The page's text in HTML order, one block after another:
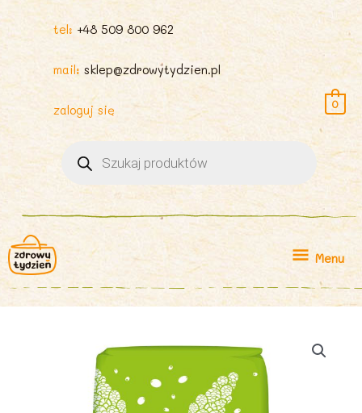
tel: +48 509 800 962
mail: sklep@zdrowytydzien.pl
zaloguj się
produktów
0
Menu
Menu